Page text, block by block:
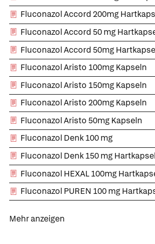
Fluconazol Accord 200mg
Fluconazol Accord 50 mg
Fluconazol Accord 50mg
Fluconazol Aristo 100mg Kapseln
Fluconazol Aristo 150mg Kapseln
Fluconazol Aristo 200mg Kapseln
Fluconazol Aristo 50mg Kapseln
Fluconazol Denk 100 mg
Fluconazol Denk 150 mg
Fluconazol HEXAL 100mg
Fluconazol PUREN 100 mg
Mehr anzeigen